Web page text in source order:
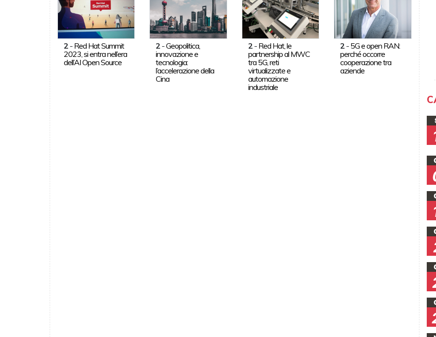
2- Red Hat Summit
2023, si entra nell’era
dell’AI Open Source
2 -Geopolitica,
innovazione e
tecnologia:
l’accelerazione della
Cina
2- Red Hat, le
partnership al MWC
tra 5G, reti
virtualizzate e
automazione
industriale
2 - 5G e open RAN:
perché occorre
cooperazione tra
aziende